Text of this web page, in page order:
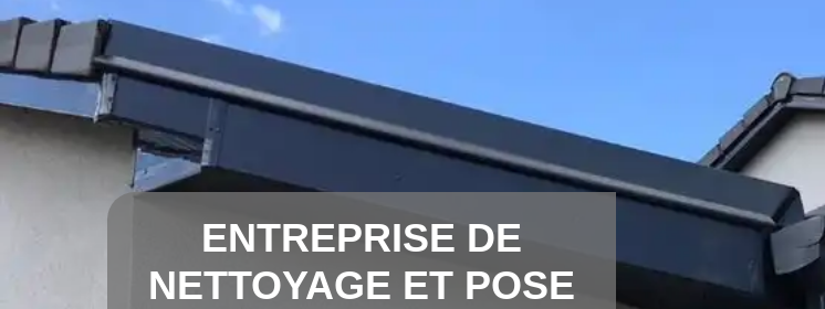
ENTREPRISE DE
NETTOYAGE ET POSE